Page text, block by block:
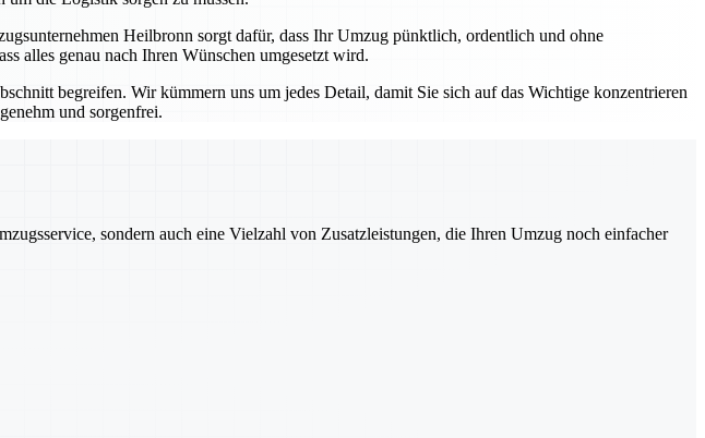
Heilbronn sorgt dafür, dass Ihr Umzug pünktlich, ordentlich und ohne
alles genau nach Ihren Wünschen umgesetzt wird.
begreifen. Wir kümmern uns um jedes Detail, damit Sie sich auf das Wichtige konzentrieren
und sorgenfrei.
sondern auch eine Vielzahl von Zusatzleistungen, die Ihren Umzug noch einfacher